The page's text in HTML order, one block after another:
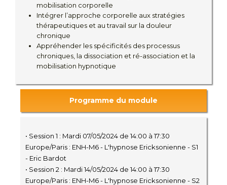
mobilisation corporelle
Intégrer l’approche corporelle aux stratégies
thérapeutiques et au travail sur la douleur
chronique
Appréhender les spécificités des processus
chroniques, la dissociation et ré-association et la
mobilisation hypnotique
Programme du module
• Session 1 : Mardi 07/05/2024 de 14:00 à 17:30
Europe/Paris : ENH-M6 - L'hypnose Ericksonienne - S1
- Eric Bardot
• Session 2 : Mardi 14/05/2024 de 14:00 à 17:30
Europe/Paris : ENH-M6 - L'hypnose Ericksonienne - S2